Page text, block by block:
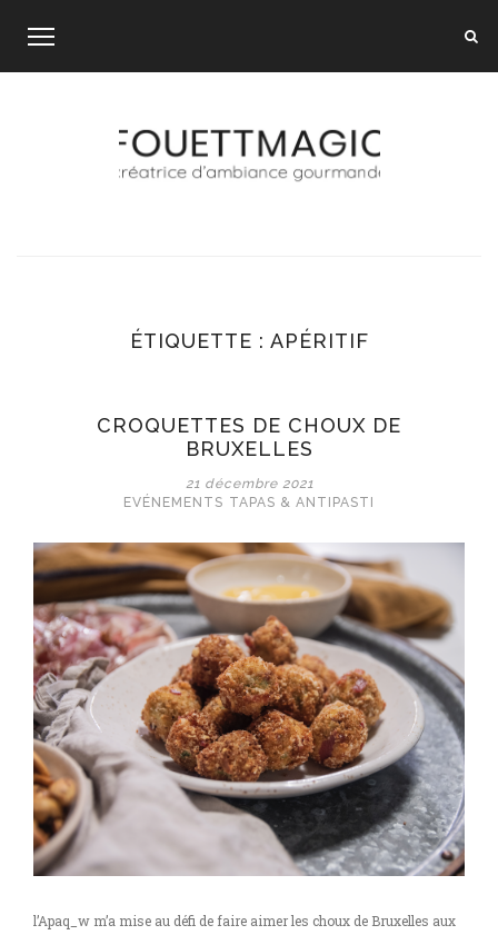
ÉTIQUETTE : APÉRITIF
CROQUETTES DE CHOUX DE
BRUXELLES
21 décembre 2021
EVÉNEMENTS TAPAS & ANTIPASTI
l’Apaq_w m’a mise au défi de faire aimer les choux de Bruxelles aux